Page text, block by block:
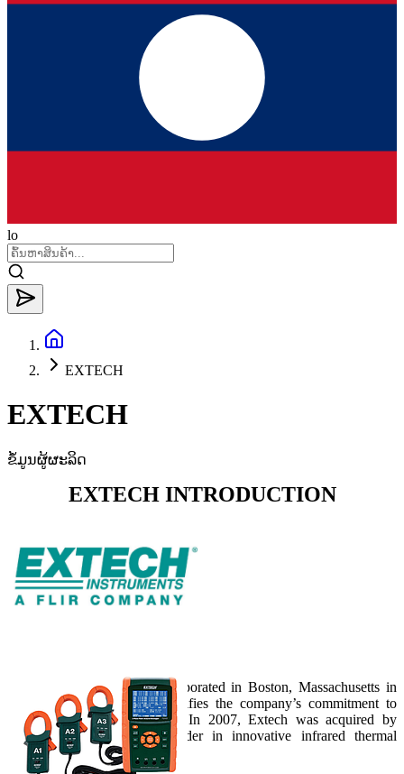
lo
EXTECH
EXTECH
ຂໍ້ມູນຜູ້ຜະລິດ
EXTECH INTRODUCTION
Extech Instruments was incorporated in Boston, Massachusetts in
1971. The name Extech signifies the company’s commitment to
EXcellence in TECHnology. In 2007, Extech was acquired by
FLIR Systems, a global leader in innovative infrared thermal
imaging solutions.